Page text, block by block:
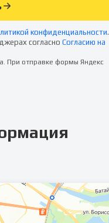
конфиденциальности.
согласно Согласию на
При отправке формы Яндекс